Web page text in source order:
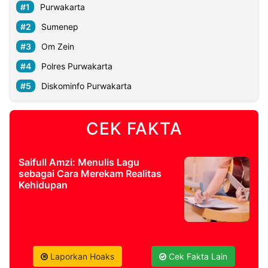
Purwakarta
Sumenep
Om Zein
Polres Purwakarta
Diskominfo Purwakarta
CEK FAKTA
Saifull Amzi: Menulis Lagu
sebagai Cara Merekam Realitas
Kehidupan
Laporkan Hoaks Cek Fakta Lain